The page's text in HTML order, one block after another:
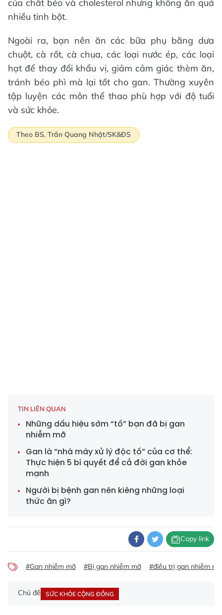
của chất béo và cholesterol nhưng không ăn quá
nhiều tinh bột.
Ngoài ra, bạn nên ăn các bữa phụ bằng dưa
chuột, cà rốt, cà chua, các loại nước ép, các loại
hạt để thay đổi khẩu vị, giảm cảm giác thèm ăn,
tránh béo phì mà lại tốt cho gan. Thường xuyên
tập luyện các môn thể thao phù hợp với độ tuổi
và sức khỏe.
Theo BS. Trần Quang Nhật/SK&ĐS
TIN LIÊN QUAN
Những dấu hiệu sớm “tố” bạn đã bị gan
nhiễm mỡ
Gan là “nhà máy xử lý độc tố” của cơ thể:
Thực hiện 5 bí quyết để cả đời gan khỏe
mạnh
Người bị bệnh gan nên kiêng những loại
thức ăn gì?
Copy link
#Gan nhiễm mỡ #Bị gan nhiễm mỡ #điều trị gan nhiễm mỡ
Chủ đề SỨC KHỎE CỘNG ĐỒNG